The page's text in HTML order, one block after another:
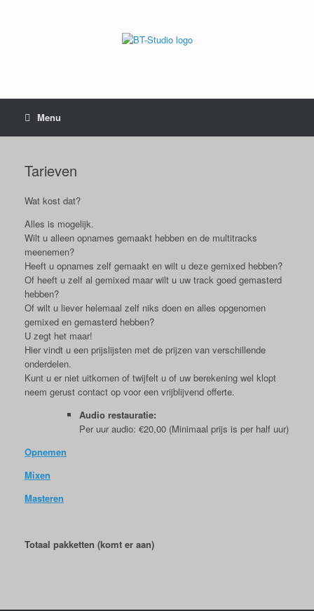
Menu
Tarieven
Wat kost dat?
Alles is mogelijk.
Wilt u alleen opnames gemaakt hebben en de multitracks
meenemen?
Heeft u opnames zelf gemaakt en wilt u deze gemixed hebben?
Of heeft u zelf al gemixed maar wilt u uw track goed gemasterd
hebben?
Of wilt u liever helemaal zelf niks doen en alles opgenomen
gemixed en gemasterd hebben?
U zegt het maar!
Hier vindt u een prijslijsten met de prijzen van verschillende
onderdelen.
Kunt u er niet uitkomen of twijfelt u of uw berekening wel klopt
neem gerust contact op voor een vrijblijvend offerte.
Audio restauratie:
Per uur audio: €20,00 (Minimaal prijs is per half uur)
Opnemen
Mixen
Masteren
Totaal pakketten (komt er aan)